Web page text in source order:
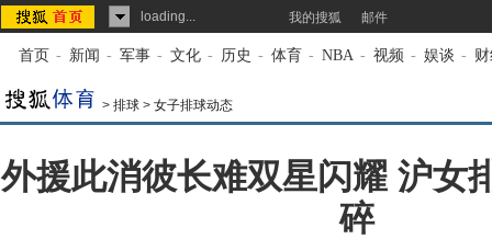
loading... 我的搜狐 邮件
首页 - 新闻 - 军事 - 文化 - 历史 - 体育 - NBA - 视频 - 娱谈 -
> 排球 > 女子排球动态
外援此消彼长难双星闪耀 沪女
碎